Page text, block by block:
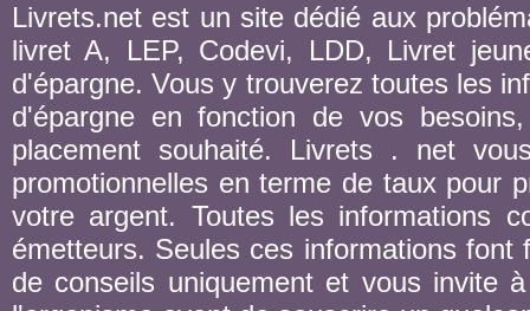
Livrets.net est un site dédié aux
livret A, LEP, Codevi, LDD, Livret
d'épargne. Vous y trouverez toutes les
d'épargne en fonction de vos
placement souhaité. Livrets . net
promotionnelles en terme de taux pour
votre argent. Toutes les informations
émetteurs. Seules ces informations
de conseils uniquement et vous invite